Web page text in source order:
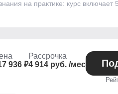
на практике: курс включает
936 ₽
Рассрочка
4 914 руб. /мес